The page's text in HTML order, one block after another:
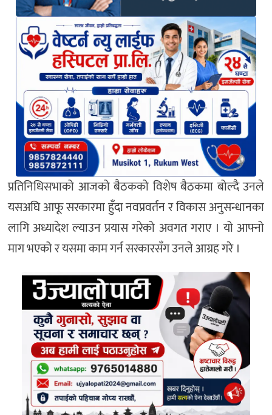
प्रतिनिधिसभाको आजको बैठकको विशेष बैठकमा बोल्दै उनले
यसअघि आफू सरकारमा हुँदा नवप्रवर्तन र विकास अनुसन्धानका
लागि अध्यादेश ल्याउन प्रयास गरेको अवगत गराए । यो आफ्नो
माग भएको र यसमा काम गर्न सरकारसँग उनले आग्रह गरे ।